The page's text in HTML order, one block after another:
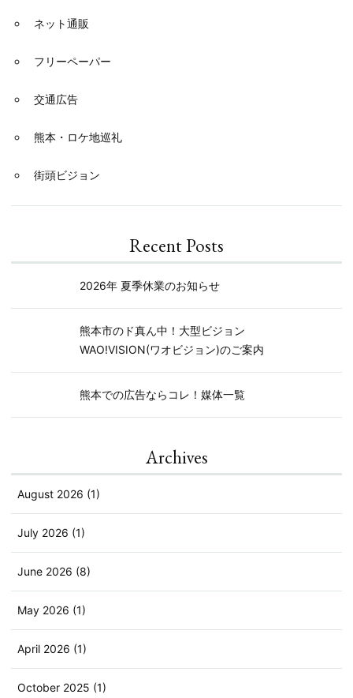
ネット通販
フリーペーパー
交通広告
熊本・ロケ地巡礼
街頭ビジョン
Recent Posts
2026年 夏季休業のお知らせ
熊本市のド真ん中！大型ビジョン
WAO!VISION(ワオビジョン)のご案内
熊本での広告ならコレ！媒体一覧
Archives
August 2026 (1)
July 2026 (1)
June 2026 (8)
May 2026 (1)
April 2026 (1)
October 2025 (1)